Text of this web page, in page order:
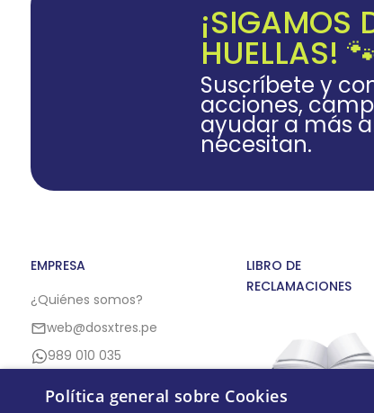
¡SIGAMOS
HUELLAS!
Suscríbete y
acciones,
ayudar a más
necesitan.
EMPRESA
¿Quiénes somos?
web@dosxtres.pe
989 010 035
LIBRO DE
RECLAMACIONES
Política general sobre Cookies